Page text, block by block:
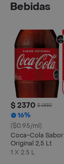
Bebidas
$ 2370 $ 2830
16%
($0.95/ml)
Coca-Cola Sabor
Original 2,5 Lt
1 X 2.5 L